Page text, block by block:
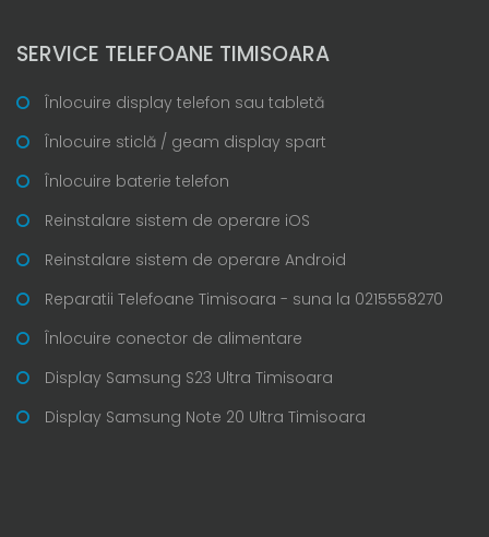
SERVICE TELEFOANE TIMISOARA
Înlocuire display telefon sau tabletă
Înlocuire sticlă / geam display spart
Înlocuire baterie telefon
Reinstalare sistem de operare iOS
Reinstalare sistem de operare Android
Reparatii Telefoane Timisoara - suna la 0215558270
Înlocuire conector de alimentare
Display Samsung S23 Ultra Timisoara
Display Samsung Note 20 Ultra Timisoara